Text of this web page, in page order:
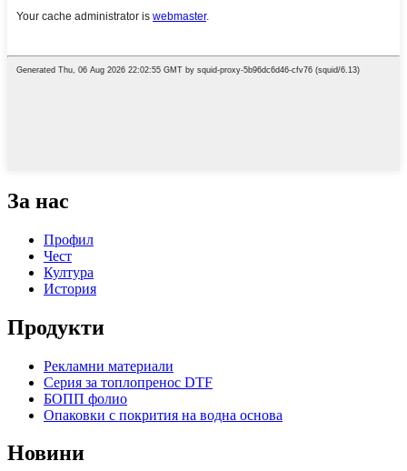
За нас
Профил
Чест
Култура
История
Продукти
Рекламни материали
Серия за топлопренос DTF
БОПП фолио
Опаковки с покрития на водна основа
Новини